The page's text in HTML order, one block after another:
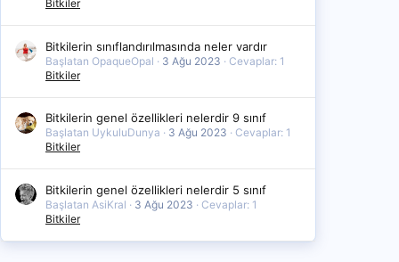
Bitkiler
Bitkilerin sınıflandırılmasında neler vardır
Başlatan OpaqueOpal 3 Ağu 2023
Cevaplar: 1
Bitkiler
Bitkilerin genel özellikleri nelerdir 9 sınıf
Başlatan UykuluDunya 3 Ağu 2023
Cevaplar: 1
Bitkiler
Bitkilerin genel özellikleri nelerdir 5 sınıf
Başlatan AsiKral 3 Ağu 2023
Cevaplar: 1
Bitkiler